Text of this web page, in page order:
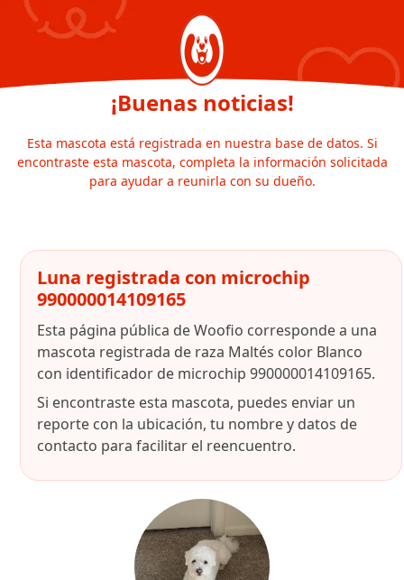
¡Buenas noticias!
Esta mascota está registrada en nuestra base de datos. Si
encontraste esta mascota, completa la información solicitada
para ayudar a reunirla con su dueño.
Luna registrada con microchip
990000014109165
Esta página pública de Woofio corresponde a una
mascota registrada de raza Maltés color Blanco
con identificador de microchip 990000014109165.
Si encontraste esta mascota, puedes enviar un
reporte con la ubicación, tu nombre y datos de
contacto para facilitar el reencuentro.